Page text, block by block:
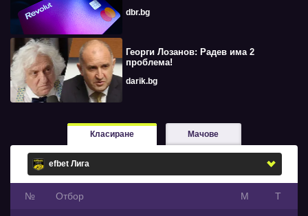
dbr.bg
Георги Лозанов: Радев има 2
проблема!
darik.bg
Класиране Мачове
№ Oтбор М Т